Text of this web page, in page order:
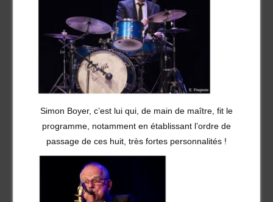
Simon Boyer, c’est lui qui, de main de maître, fit le
programme, notamment en établissant l’ordre de
passage de ces huit, très fortes personnalités !